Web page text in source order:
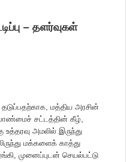
– தளர்வுகள்
மத்திய அரசின்
சட்டத்தின் கீழ்,
உத்தரவு அமலில் இருந்து
மக்களைக் காத்து
முனைப்புடன் செயல்பட்டு